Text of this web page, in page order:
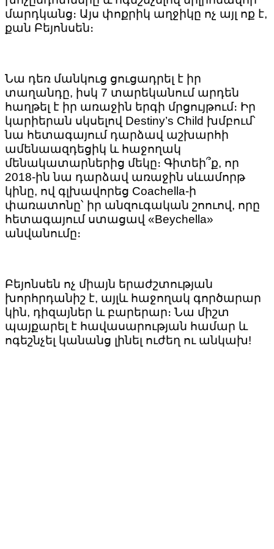
մարդկանց։ Այս փոքրիկ աղջիկը ոչ այլ ոք է,
քան Բեյոնսեն։
Նա դեռ մանկուց ցուցադրել է իր
տաղանդը, իսկ 7 տարեկանում արդեն
հաղթել է իր առաջին երգի մրցույթում։ Իր
կարիերան սկսելով Destiny’s Child խմբում՝
նա հետագայում դարձավ աշխարհի
ամենաազդեցիկ և հաջողակ
մենակատարներից մեկը։ Գիտեի՞ք, որ
2018-ին նա դարձավ առաջին սևամորթ
կինը, ով գլխավորեց Coachella-ի
փառատոնը՝ իր անզուգական շոուով, որը
հետագայում ստացավ «Beychella»
անվանումը։
Բեյոնսեն ոչ միայն երաժշտության
խորհրդանիշ է, այլև հաջողակ գործարար
կին, դիզայներ և բարերար։ Նա միշտ
պայքարել է հավասարության համար և
ոգեշնչել կանանց լինել ուժեղ ու անկախ!